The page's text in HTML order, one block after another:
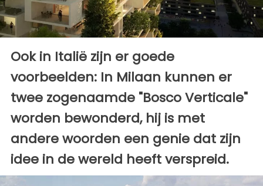
Ook in Italië zijn er goede
voorbeelden: In Milaan kunnen er
twee zogenaamde "Bosco Verticale"
worden bewonderd, hij is met
andere woorden een genie dat zijn
idee in de wereld heeft verspreid.